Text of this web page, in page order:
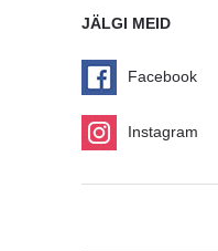
JÄLGI MEID
Facebook
Instagram